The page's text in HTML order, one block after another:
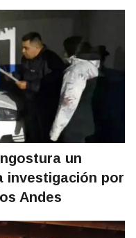
un
investigación por
Andes